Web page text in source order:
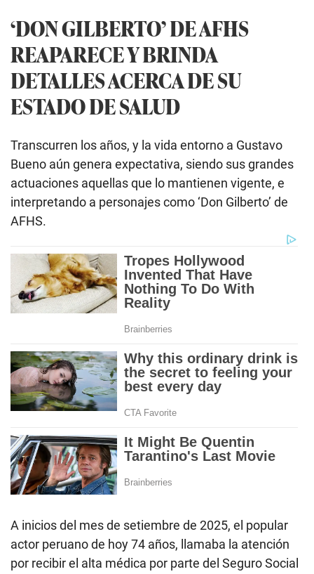
‘DON GILBERTO’ DE AFHS
REAPARECE Y BRINDA
DETALLES ACERCA DE SU
ESTADO DE SALUD
Transcurren los años, y la vida entorno a Gustavo
Bueno aún genera expectativa, siendo sus grandes
actuaciones aquellas que lo mantienen vigente, e
interpretando a personajes como ‘Don Gilberto’ de
AFHS.
A inicios del mes de setiembre de 2025, el popular
actor peruano de hoy 74 años, llamaba la atención
por recibir el alta médica por parte del Seguro Social